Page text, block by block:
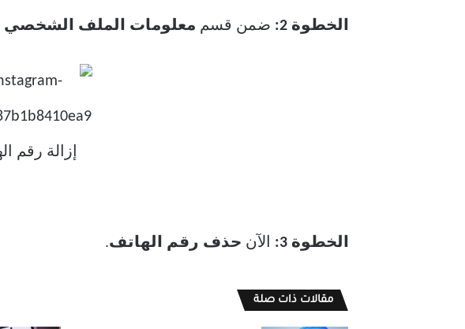
الخطوة 2: ضمن قسم معلومات الملف الشخصي
الخطوة 3: الآن حذف رقم الهاتف.
مقالات ذات صلة